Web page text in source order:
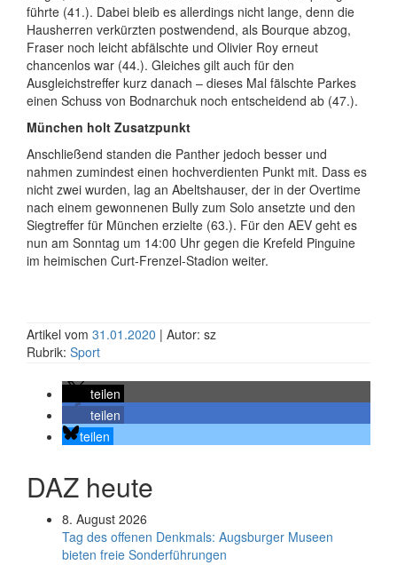
führte (41.). Dabei bleib es allerdings nicht lange, denn die
Hausherren verkürzten postwendend, als Bourque abzog,
Fraser noch leicht abfälschte und Olivier Roy erneut
chancenlos war (44.). Gleiches gilt auch für den
Ausgleichstreffer kurz danach – dieses Mal fälschte Parkes
einen Schuss von Bodnarchuk noch entscheidend ab (47.).
München holt Zusatzpunkt
Anschließend standen die Panther jedoch besser und
nahmen zumindest einen hochverdienten Punkt mit. Dass es
nicht zwei wurden, lag an Abeltshauser, der in der Overtime
nach einem gewonnenen Bully zum Solo ansetzte und den
Siegtreffer für München erzielte (63.). Für den AEV geht es
nun am Sonntag um 14:00 Uhr gegen die Krefeld Pinguine
im heimischen Curt-Frenzel-Stadion weiter.
Artikel vom 31.01.2020 | Autor: sz
Rubrik: Sport
teilen
teilen
teilen
DAZ heute
8. August 2026
Tag des offenen Denkmals: Augsburger Museen
bieten freie Sonderführungen